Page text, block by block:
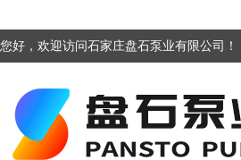
您好，欢迎访问石家庄盘石泵业有限公司！